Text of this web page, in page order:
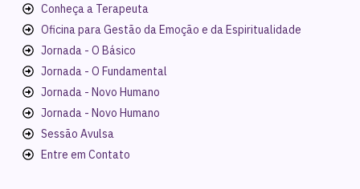
Conheça a Terapeuta
Oficina para Gestão da Emoção e da Espiritualidade
Jornada - O Básico
Jornada - O Fundamental
Jornada - Novo Humano
Jornada - Novo Humano
Sessão Avulsa
Entre em Contato